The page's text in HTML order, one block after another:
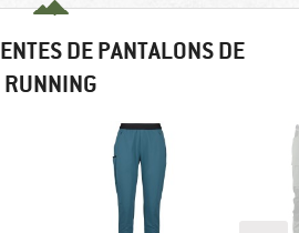
DE PANTALONS DE
RUNNING